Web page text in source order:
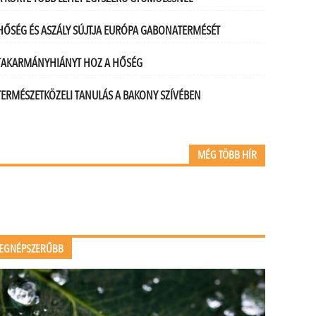
ÉS ASZÁLY SÚJTJA EURÓPA GABONATERMÉSÉT
HOZ A HŐSÉG
TANULÁS A BAKONY SZÍVÉBEN
MÉG TÖBB HÍR